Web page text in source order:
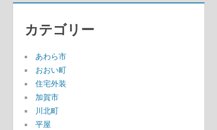
カテゴリー
あわら市
おおい町
住宅外装
加賀市
川北町
平屋